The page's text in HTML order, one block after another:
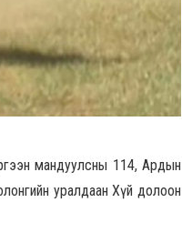
мандуулсны 114, Ардын
уралдаан Хүй долоон